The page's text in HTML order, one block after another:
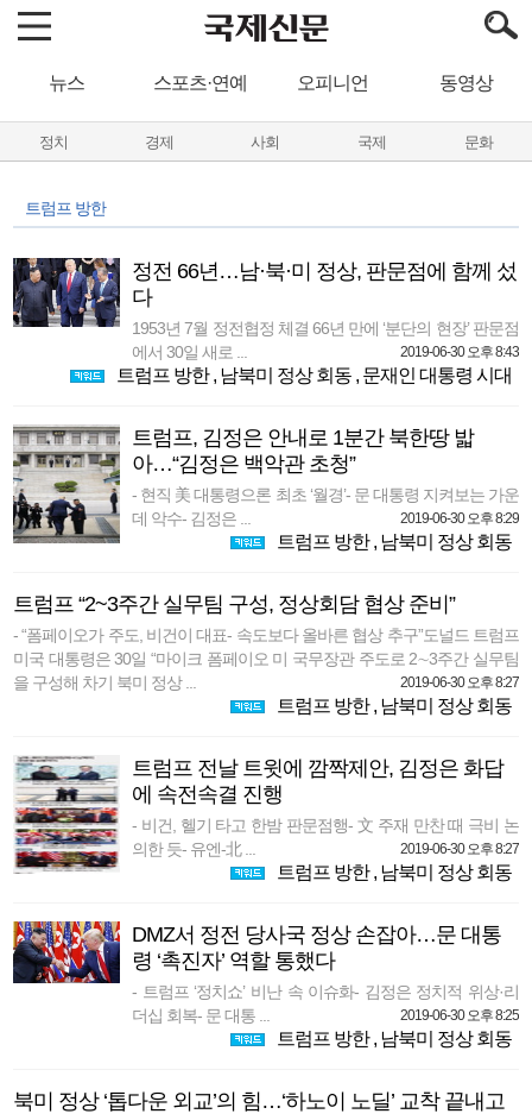
뉴스 스포츠·연예 오피니언 동영상
정치 경제 사회 국제 문화
트럼프 방한
정전 66년…남·북·미 정상, 판문점에 함께 섰
다
1953년 7월 정전협정 체결 66년 만에 ‘분단의 현장’ 판문점
에서 30일 새로 ...
2019-06-30 오후 8:43
트럼프 방한, 남북미 정상 회동, 문재인 대통령 시대
트럼프, 김정은 안내로 1분간 북한땅 밟
아…“김정은 백악관 초청”
- 현직 美 대통령으론 최초 ‘월경’- 문 대통령 지켜보는 가운
데 악수- 김정은 ...
2019-06-30 오후 8:29
트럼프 방한, 남북미 정상 회동
트럼프 “2~3주간 실무팀 구성, 정상회담 협상 준비”
- “폼페이오가 주도, 비건이 대표- 속도보다 올바른 협상 추구”도널드 트럼프
미국 대통령은 30일 “마이크 폼페이오 미 국무장관 주도로 2∼3주간 실무팀
을 구성해 차기 북미 정상 ...
2019-06-30 오후 8:27
트럼프 방한, 남북미 정상 회동
트럼프 전날 트윗에 깜짝제안, 김정은 화답
에 속전속결 진행
- 비건, 헬기 타고 한밤 판문점행- 文 주재 만찬 때 극비 논
의한 듯- 유엔-北 ...
2019-06-30 오후 8:27
트럼프 방한, 남북미 정상 회동
DMZ서 정전 당사국 정상 손잡아…문 대통
령 ‘촉진자’ 역할 통했다
- 트럼프 ‘정치쇼’ 비난 속 이슈화- 김정은 정치적 위상·리
더십 회복- 문 대통 ...
2019-06-30 오후 8:25
트럼프 방한, 남북미 정상 회동
북미 정상 ‘톱다운 외교’의 힘…‘하노이 노딜’ 교착 끝내고